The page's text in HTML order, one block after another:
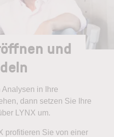
und
in Ihre
dann setzen Sie Ihre
LYNX um.
profitieren Sie von einer